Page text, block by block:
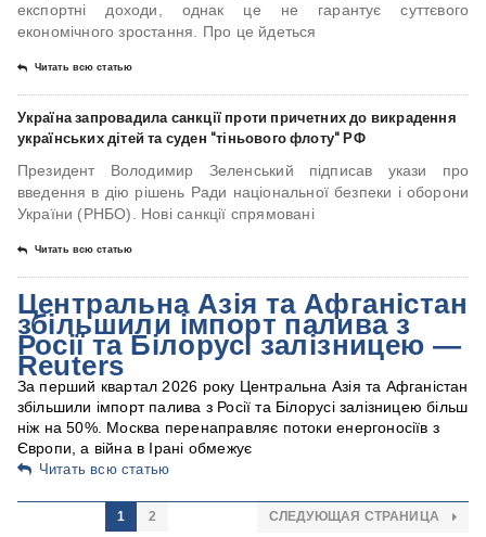
експортні доходи, однак це не гарантує суттєвого
економічного зростання. Про це йдеться
Читать всю статью
Україна запровадила санкції проти причетних до викрадення
українських дітей та суден "тіньового флоту" РФ
Президент Володимир Зеленський підписав укази про
введення в дію рішень Ради національної безпеки і оборони
України (РНБО). Нові санкції спрямовані
Читать всю статью
Центральна Азія та Афганістан
збільшили імпорт палива з
Росії та Білорусі залізницею —
Reuters
За перший квартал 2026 року Центральна Азія та Афганістан
збільшили імпорт палива з Росії та Білорусі залізницею більш
ніж на 50%. Москва перенаправляє потоки енергоносіїв з
Європи, а війна в Ірані обмежує
Читать всю статью
1 2 СЛЕДУЮЩАЯ СТРАНИЦА